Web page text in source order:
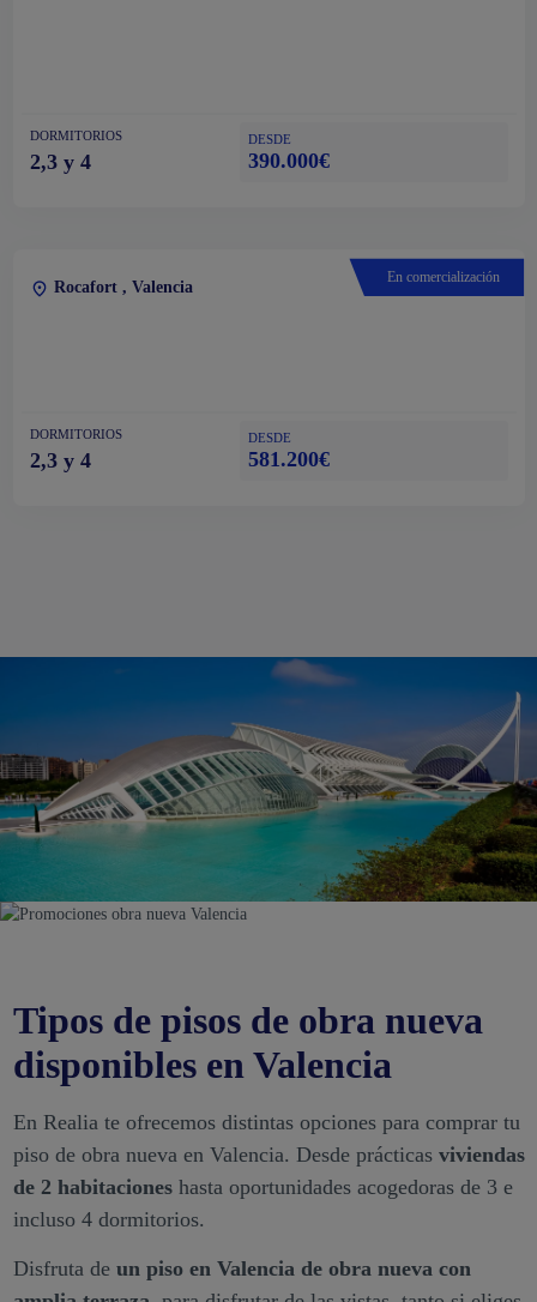
DORMITORIOS
2,3 y 4
DESDE
390.000€
En comercialización
Rocafort , Valencia
DORMITORIOS
2,3 y 4
DESDE
581.200€
Tipos de pisos de obra nueva
disponibles en Valencia
En Realia te ofrecemos distintas opciones para comprar tu
piso de obra nueva en Valencia. Desde prácticas viviendas
de 2 habitacioneshasta oportunidades acogedoras de 3 e
incluso 4 dormitorios.
Disfruta de un piso en Valencia de obra nueva con